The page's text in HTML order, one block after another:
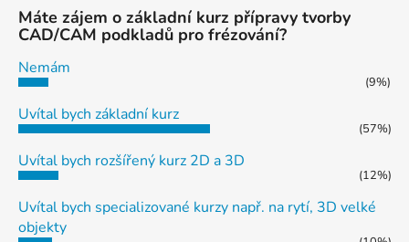
Máte zájem o základní kurz přípravy tvorby
CAD/CAM podkladů pro frézování?
Nemám
(9%)
Uvítal bych základní kurz
(57%)
Uvítal bych rozšířený kurz 2D a 3D
(12%)
Uvítal bych specializované kurzy např. na rytí, 3D velké
objekty